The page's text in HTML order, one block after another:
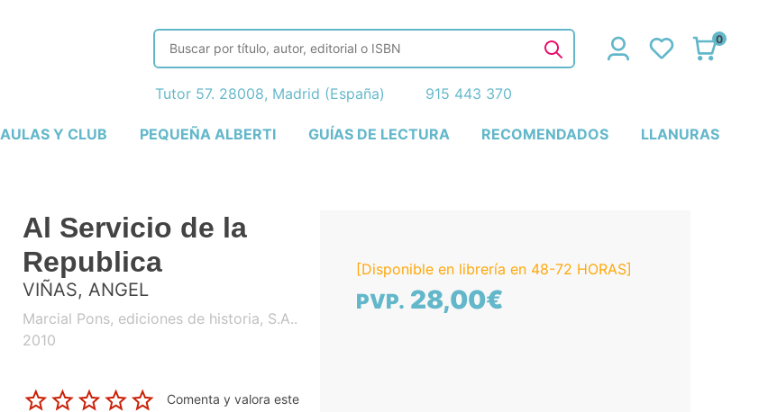
AULAS Y CLUB PEQUEÑA ALBERTI GUÍAS DE LECTURA RECOMENDADOS LLANURAS
0
Tutor 57. 28008, Madrid (España) 915 443 370
Al Servicio de la
Republica
VIÑAS, ANGEL
Marcial Pons, ediciones de historia, S.A..
2010
Comenta y valora este
[Disponible en librería en 48-72 HORAS]
PVP. 28,00€